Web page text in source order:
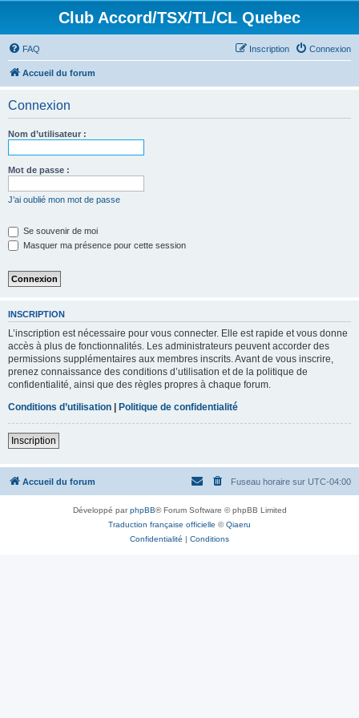
Club Accord/TSX/TL/CL Quebec
FAQ Connexion
Inscription
Accueil du forum
Connexion
Nom d’utilisateur :
Mot de passe :
J’ai oublié mon mot de passe
Se souvenir de moi
Masquer ma présence pour cette session
INSCRIPTION
L’inscription est nécessaire pour vous connecter. Elle est rapide et vous donne
accès à plus de fonctionnalités. Les administrateurs peuvent accorder des
permissions supplémentaires aux membres inscrits. Avant de vous inscrire,
prenez connaissance des conditions d’utilisation et de la politique de
confidentialité, ainsi que des règles propres à chaque forum.
Conditions d’utilisation | Politique de confidentialité
Inscription
Accueil du forum Fuseau horaire sur UTC-04:00
Développé parphpBB® Forum Software © phpBB Limited
Traduction française officielle ©Qiaeru
Confidentialité | Conditions